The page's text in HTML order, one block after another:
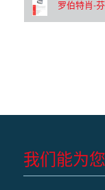
罗伯特肖-
我们能为